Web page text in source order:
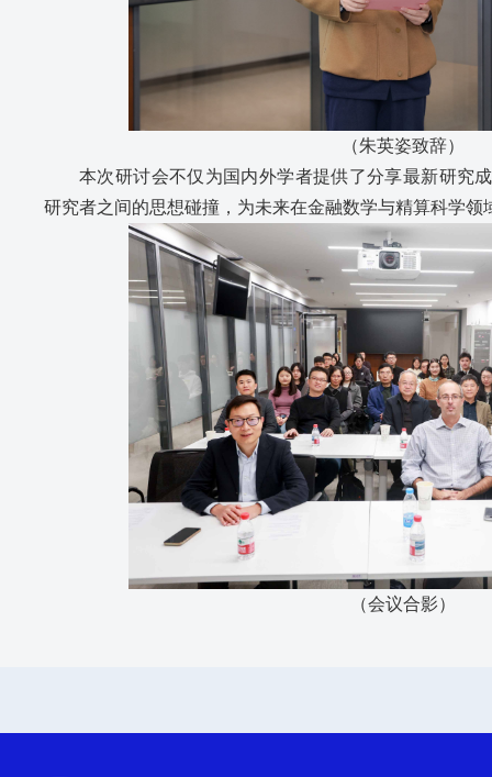
（朱英姿致辞）
本次研讨会不仅为国内外学者提供了分享最新研究
研究者之间的思想碰撞，为未来在金融数学与精算科学
（会议合影）